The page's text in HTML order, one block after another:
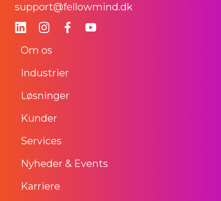
support@fellowmind.dk
Om os
Industrier
Løsninger
Kunder
Services
Nyheder & Events
Karriere